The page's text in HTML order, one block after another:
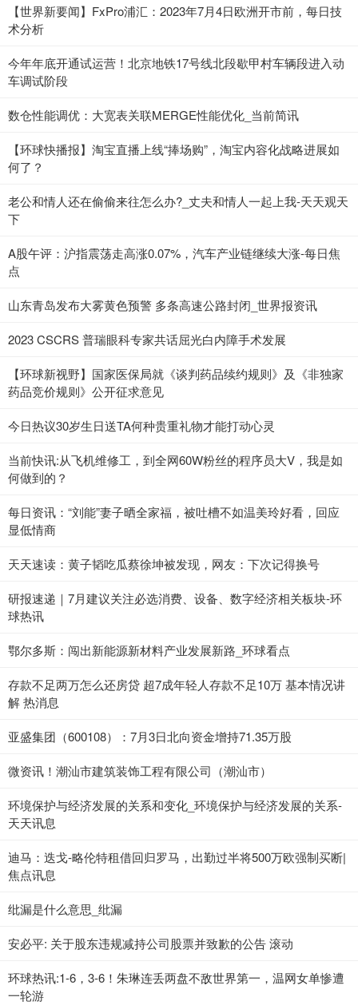
【世界新要闻】FxPro浦汇：2023年7月4日欧洲开市前，每日技
术分析
今年年底开通试运营！北京地铁17号线北段歇甲村车辆段进入动
车调试阶段
数仓性能调优：大宽表关联MERGE性能优化_当前简讯
【环球快播报】淘宝直播上线“捧场购”，淘宝内容化战略进展如
何了？
老公和情人还在偷偷来往怎么办?_丈夫和情人一起上我-天天观天
下
A股午评：沪指震荡走高涨0.07%，汽车产业链继续大涨-每日焦
点
山东青岛发布大雾黄色预警 多条高速公路封闭_世界报资讯
2023 CSCRS 普瑞眼科专家共话屈光白内障手术发展
【环球新视野】国家医保局就《谈判药品续约规则》及《非独家
药品竞价规则》公开征求意见
今日热议30岁生日送TA何种贵重礼物才能打动心灵
当前快讯:从飞机维修工，到全网60W粉丝的程序员大V，我是如
何做到的？
每日资讯：“刘能”妻子晒全家福，被吐槽不如温美玲好看，回应
显低情商
天天速读：黄子韬吃瓜蔡徐坤被发现，网友：下次记得换号
研报速递｜7月建议关注必选消费、设备、数字经济相关板块-环
球热讯
鄂尔多斯：闯出新能源新材料产业发展新路_环球看点
存款不足两万怎么还房贷 超7成年轻人存款不足10万 基本情况讲
解 热消息
亚盛集团（600108）：7月3日北向资金增持71.35万股
微资讯！潮汕市建筑装饰工程有限公司（潮汕市）
环境保护与经济发展的关系和变化_环境保护与经济发展的关系-
天天讯息
迪马：迭戈-略伦特租借回归罗马，出勤过半将500万欧强制买断|
焦点讯息
纰漏是什么意思_纰漏
安必平: 关于股东违规减持公司股票并致歉的公告 滚动
环球热讯:1-6，3-6！朱琳连丢两盘不敌世界第一，温网女单惨遭
一轮游